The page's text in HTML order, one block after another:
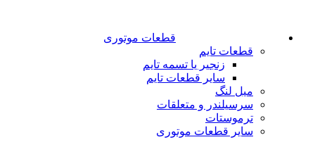
قطعات موتوری
قطعات تایم
زنجیر یا تسمه تایم
سایر قطعات تایم
میل لنگ
سرسیلندر و متعلقات
ترموستات
سایر قطعات موتوری